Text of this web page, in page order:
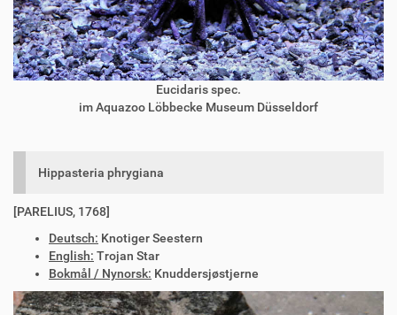
Eucidaris spec.
im Aquazoo Löbbecke Museum Düsseldorf
Hippasteria phrygiana
[PARELIUS, 1768]
Deutsch: Knotiger Seestern
English: Trojan Star
Bokmål / Nynorsk: Knuddersjøstjerne